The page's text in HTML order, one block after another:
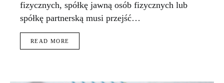
fizycznych, spółkę jawną osób fizycznych lub
spółkę partnerską musi przejść…
READ MORE